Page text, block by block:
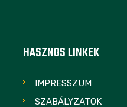
HASZNOS LINKEK
IMPRESSZUM
SZABÁLYZATOK